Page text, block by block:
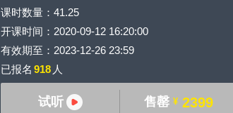
课时数量：41.25
开课时间：2020-09-12 16:20:00
有效期至：2023-12-26 23:59
已报名 918 人
试听 售罄¥ 2399